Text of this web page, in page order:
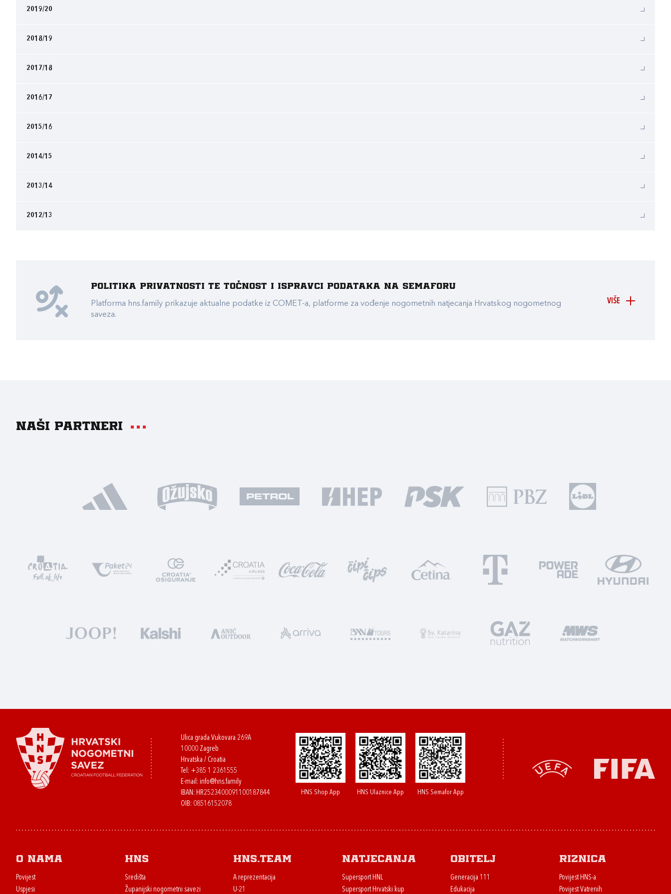
2019/20
2018/19
2017/18
2016/17
2015/16
2014/15
2013/14
2012/13
VIŠE
Politika privatnosti te točnost i ispravci podataka na Semaforu
Platforma hns.family prikazuje aktualne podatke iz COMET-a, platforme za vođenje nogometnih natjecanja Hrvatskog nogometnog
saveza.
Naši partneri
Ulica grada Vukovara 269A
10000 Zagreb
Hrvatska / Croatia
Tel: +385 1 2361555
E-mail: info@hns.family
IBAN: HR2523400091100187844
OIB: 08516152078
HNS Shop App HNS Ulaznice App HNS Semafor App
O nama
Povijest
Uspjesi
HNS
Središta
Županijski nogometni savezi
HNS.team
A reprezentacija
U-21
Natjecanja
Supersport HNL
Supersport Hrvatski kup
Obitelj
Generacija 111
Edukacija
Riznica
Povijest HNS-a
Povijest Vatrenih